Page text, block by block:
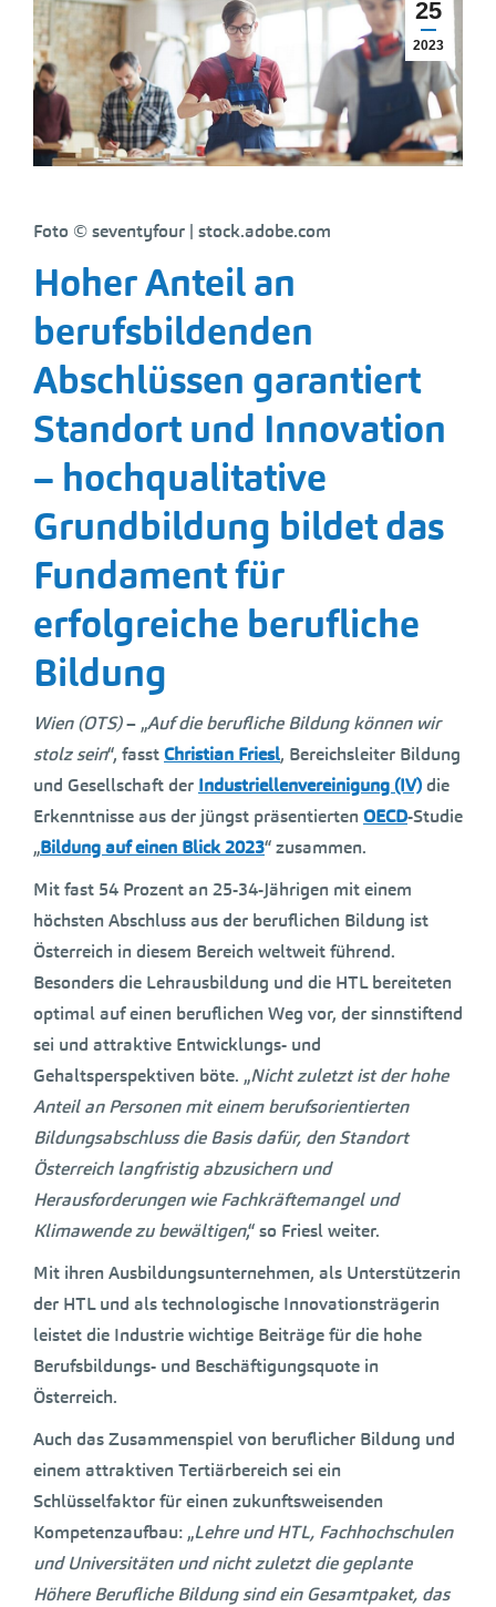
25
2023
Foto © seventyfour | stock.adobe.com
Hoher Anteil an
berufsbildenden
Abschlüssen garantiert
Standort und Innovation
– hochqualitative
Grundbildung bildet das
Fundament für
erfolgreiche berufliche
Bildung
Wien (OTS)– „Auf die berufliche Bildung können wir
stolz sein“, fasstChristian Friesl, Bereichsleiter Bildung
und Gesellschaft der Industriellenvereinigung (IV)die
Erkenntnisse aus der jüngst präsentierten OECD-Studie
„Bildung auf einen Blick2023“ zusammen.
Mit fast 54 Prozent an 25-34-Jährigen mit einem
höchsten Abschluss aus der beruflichen Bildung ist
Österreich in diesem Bereich weltweit führend.
Besonders die Lehrausbildung und die HTL bereiteten
optimal auf einen beruflichen Weg vor, der sinnstiftend
sei und attraktive Entwicklungs- und
Gehaltsperspektiven böte. „Nicht zuletzt ist der hohe
Anteil an Personen mit einem berufsorientierten
Bildungsabschluss die Basis dafür, den Standort
Österreich langfristig abzusichern und
Herausforderungen wie Fachkräftemangel und
Klimawende zu bewältigen,“ so Friesl weiter.
Mit ihren Ausbildungsunternehmen, als Unterstützerin
der HTL und als technologische Innovationsträgerin
leistet die Industrie wichtige Beiträge für die hohe
Berufsbildungs- und Beschäftigungsquote in
Österreich.
Auch das Zusammenspiel von beruflicher Bildung und
einem attraktiven Tertiärbereich sei ein
Schlüsselfaktor für einen zukunftsweisenden
Kompetenzaufbau: „Lehre und HTL, Fachhochschulen
und Universitäten und nicht zuletzt die geplante
Höhere Berufliche Bildung sind ein Gesamtpaket, das